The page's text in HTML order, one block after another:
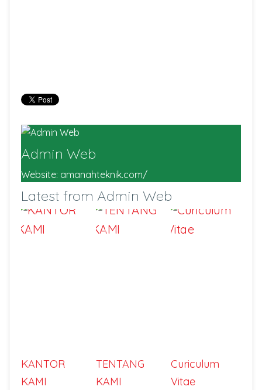
Admin Web
Website: amanahteknik.com/
Latest from Admin Web
KANTOR
KAMI
TENTANG
KAMI
Curiculum
Vitae